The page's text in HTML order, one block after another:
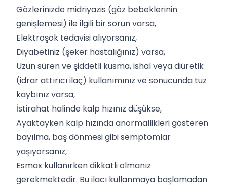
Gözlerinizde midriyazis (göz bebeklerinin
genişlemesi) ile ilgili bir sorun varsa,
Elektroşok tedavisi alıyorsanız,
Diyabetiniz (şeker hastalığınız) varsa,
Uzun süren ve şiddetli kusma, ishal veya diüretik
(idrar attırıcı ilaç) kullanımınız ve sonucunda tuz
kaybınız varsa,
İstirahat halinde kalp hızınız düşükse,
Ayaktayken kalp hızında anormallikleri gösteren
bayılma, baş dönmesi gibi semptomlar
yaşıyorsanız,
Esmax kullanırken dikkatli olmanız
gerekmektedir. Bu ilacı kullanmaya başlamadan